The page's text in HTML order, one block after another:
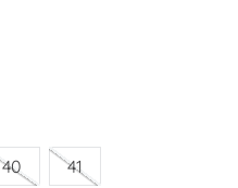
40 41